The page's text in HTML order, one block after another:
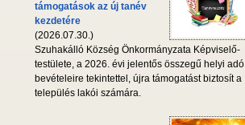
támogatások az új tanév
kezdetére
(2026.07.30.)
Szuhakálló Község Önkormányzata Képviselő-
testülete, a 2026. évi jelentős összegű helyi adó
bevételeire tekintettel, újra támogatást biztosít a
település lakói számára.